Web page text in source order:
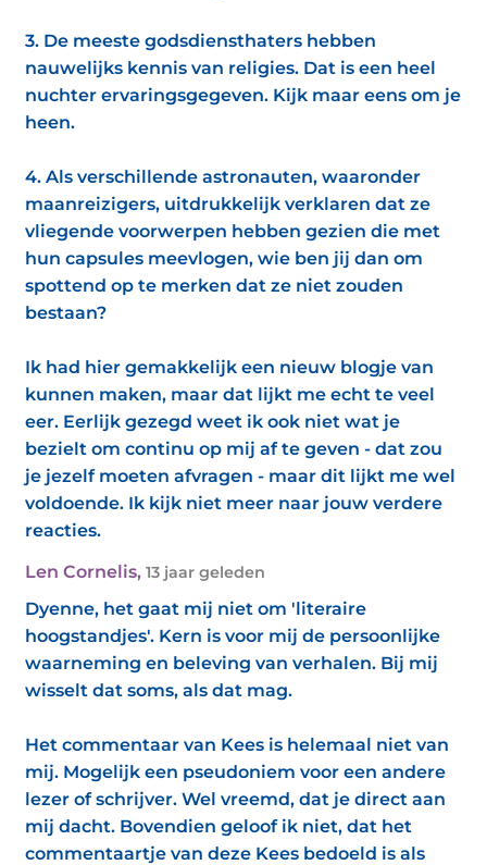
3. De meeste godsdiensthaters hebben
nauwelijks kennis van religies. Dat is een heel
nuchter ervaringsgegeven. Kijk maar eens om je
heen.
4. Als verschillende astronauten, waaronder
maanreizigers, uitdrukkelijk verklaren dat ze
vliegende voorwerpen hebben gezien die met
hun capsules meevlogen, wie ben jij dan om
spottend op te merken dat ze niet zouden
bestaan?
Ik had hier gemakkelijk een nieuw blogje van
kunnen maken, maar dat lijkt me echt te veel
eer. Eerlijk gezegd weet ik ook niet wat je
bezielt om continu op mij af te geven - dat zou
je jezelf moeten afvragen - maar dit lijkt me wel
voldoende. Ik kijk niet meer naar jouw verdere
reacties.
Len Cornelis, 13 jaar geleden
Dyenne, het gaat mij niet om 'literaire
hoogstandjes'. Kern is voor mij de persoonlijke
waarneming en beleving van verhalen. Bij mij
wisselt dat soms, als dat mag.
Het commentaar van Kees is helemaal niet van
mij. Mogelijk een pseudoniem voor een andere
lezer of schrijver. Wel vreemd, dat je direct aan
mij dacht. Bovendien geloof ik niet, dat het
commentaartje van deze Kees bedoeld is als